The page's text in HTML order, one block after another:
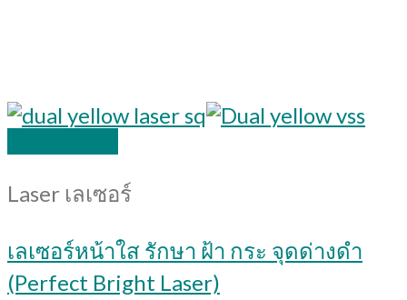
Laser เลเซอร์
เลเซอร์หน้าใส รักษา ฝ้า กระ จุดด่างดํา
(Perfect Bright Laser)